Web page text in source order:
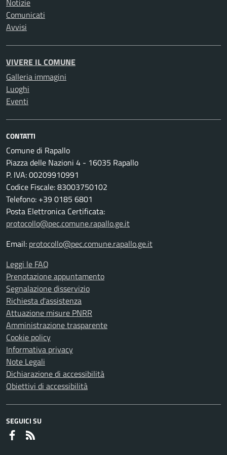
Notizie
Comunicati
Avvisi
VIVERE IL COMUNE
Galleria immagini
Luoghi
Eventi
CONTATTI
Comune di Rapallo
Piazza delle Nazioni 4 - 16035 Rapallo
P. IVA: 00209910991
Codice Fiscale: 83003750102
Telefono: +39 0185 6801
Posta Elettronica Certificata:
protocollo@pec.comune.rapallo.ge.it
Email: protocollo@pec.comune.rapallo.ge.it
Leggi le FAQ
Prenotazione appuntamento
Segnalazione disservizio
Richiesta d'assistenza
Attuazione misure PNRR
Amministrazione trasparente
Cookie policy
Informativa privacy
Note Legali
Dichiarazione di accessibilità
Obiettivi di accessibilità
SEGUICI SU
Faceboook